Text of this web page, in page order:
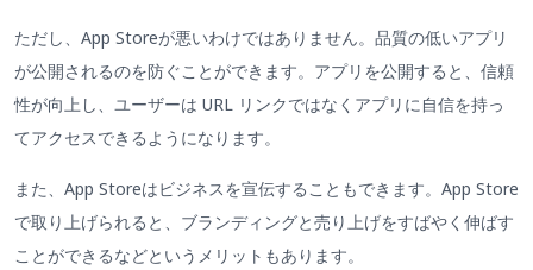
ただし、App Storeが悪いわけではありません。品質の低いアプリ
が公開されるのを防ぐことができます。アプリを公開すると、信頼
性が向上し、ユーザーは URL リンクではなくアプリに自信を持っ
てアクセスできるようになります。
また、App Storeはビジネスを宣伝することもできます。App Store
で取り上げられると、ブランディングと売り上げをすばやく伸ばす
ことができるなどというメリットもあります。